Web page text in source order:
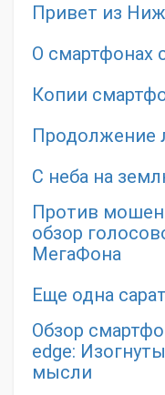
Привет из
О смартфонах
Копии
Продолжение
С неба на
Против
обзор
МегаФона
Еще одна
Обзор
edge:
мысли